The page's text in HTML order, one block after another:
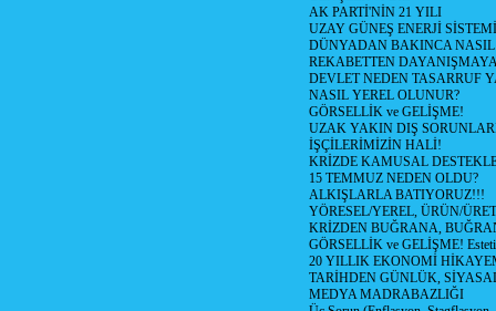
AK PARTİ'NİN 21 YILI
UZAY GÜNEŞ ENERJİ SİSTEMİ
DÜNYADAN BAKINCA
REKABETTEN
DEVLET NEDEN TASARRUF
NASIL YEREL OLUNUR?
GÖRSELLİK ve GELİŞME!
UZAK YAKIN DIŞ
İŞÇİLERİMİZİN HALİ!
KRİZDE KAMUSAL
15 TEMMUZ NEDEN OLDU?
ALKIŞLARLA BATIYORUZ!!!
YÖRESEL/YEREL, ÜRÜN/
KRİZDEN BUĞRANA,
GÖRSELLİK ve GELİŞME!
20 YILLIK EKONOMİ
TARİHDEN GÜNLÜK,
MEDYA MADRABAZLIĞI